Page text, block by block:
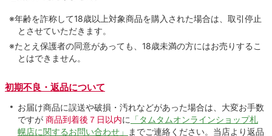
※年齢を詐称して18歳以上対象商品を購入された場合は、取引停止
とさせていただきます。
※たとえ保護者の同意があっても、18歳未満の方にはお売りするこ
とはできません。
初期不良・返品について
お届け商品に誤送や破損・汚れなどがあった場合は、大変お手数
ですが 商品到着後７日以内に 「タムタムオンラインショップ札
幌店に関するお問い合わせ」
までご連絡ください。当店より返品